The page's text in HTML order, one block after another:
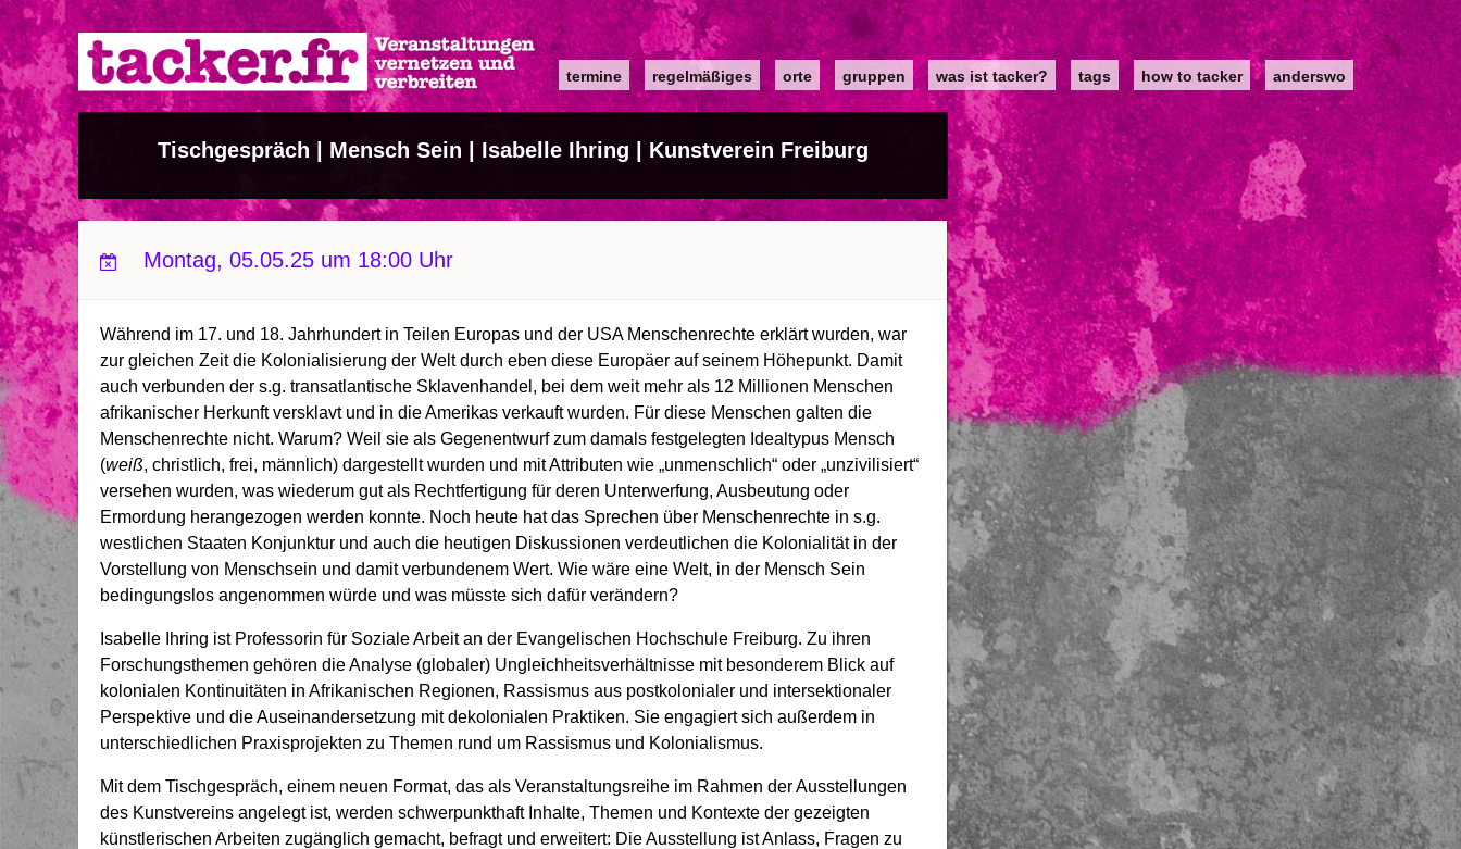
Direkt
zum
Inhalt
Main
navigation
termine regelmäßiges orte gruppen was ist tacker? tags how to tacker anderswo
Tischgespräch | Mensch Sein | Isabelle Ihring | Kunstverein Freiburg
Montag, 05.05.25 um 18:00 Uhr
Während im 17. und 18. Jahrhundert in Teilen Europas und der USA Menschenrechte erklärt wurden, war
zur gleichen Zeit die Kolonialisierung der Welt durch eben diese Europäer auf seinem Höhepunkt. Damit
auch verbunden der s.g. transatlantische Sklavenhandel, bei dem weit mehr als 12 Millionen Menschen
afrikanischer Herkunft versklavt und in die Amerikas verkauft wurden. Für diese Menschen galten die
Menschenrechte nicht. Warum? Weil sie als Gegenentwurf zum damals festgelegten Idealtypus Mensch
(weiß, christlich, frei, männlich) dargestellt wurden und mit Attributen wie „unmenschlich“ oder „unzivilisiert“
versehen wurden, was wiederum gut als Rechtfertigung für deren Unterwerfung, Ausbeutung oder
Ermordung herangezogen werden konnte. Noch heute hat das Sprechen über Menschenrechte in s.g.
westlichen Staaten Konjunktur und auch die heutigen Diskussionen verdeutlichen die Kolonialität in der
Vorstellung von Menschsein und damit verbundenem Wert. Wie wäre eine Welt, in der Mensch Sein
bedingungslos angenommen würde und was müsste sich dafür verändern?
Isabelle Ihring ist Professorin für Soziale Arbeit an der Evangelischen Hochschule Freiburg. Zu ihren
Forschungsthemen gehören die Analyse (globaler) Ungleichheitsverhältnisse mit besonderem Blick auf
kolonialen Kontinuitäten in Afrikanischen Regionen, Rassismus aus postkolonialer und intersektionaler
Perspektive und die Auseinandersetzung mit dekolonialen Praktiken. Sie engagiert sich außerdem in
unterschiedlichen Praxisprojekten zu Themen rund um Rassismus und Kolonialismus.
Mit dem Tischgespräch, einem neuen Format, das als Veranstaltungsreihe im Rahmen der Ausstellungen
des Kunstvereins angelegt ist, werden schwerpunkthaft Inhalte, Themen und Kontexte der gezeigten
künstlerischen Arbeiten zugänglich gemacht, befragt und erweitert: Die Ausstellung ist Anlass, Fragen zu